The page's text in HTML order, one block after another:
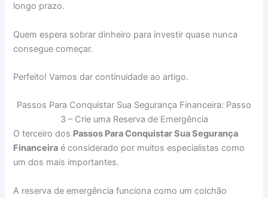
longo prazo.
Quem espera sobrar dinheiro para investir quase nunca
consegue começar.
Perfeito! Vamos dar continuidade ao artigo.
Passos Para Conquistar Sua Segurança Financeira: Passo
3 – Crie uma Reserva de Emergência
O terceiro dos Passos Para Conquistar Sua Segurança
Financeira é considerado por muitos especialistas como
um dos mais importantes.
A reserva de emergência funciona como um colchão